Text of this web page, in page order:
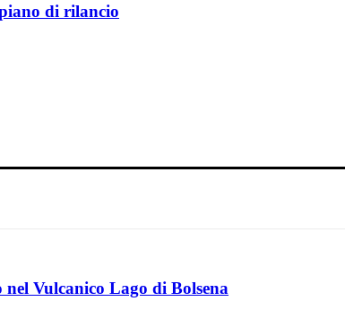
di rilancio
Vulcanico Lago di Bolsena